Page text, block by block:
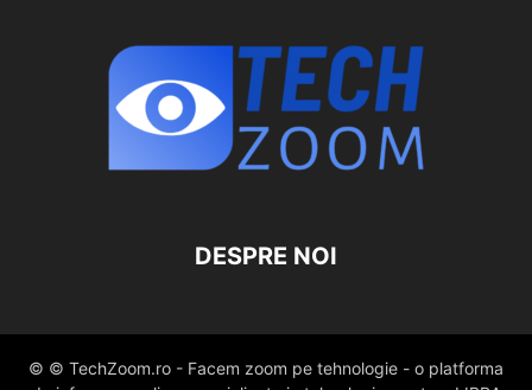
DESPRE NOI
© © TechZoom.ro - Facem zoom pe tehnologie - o platforma